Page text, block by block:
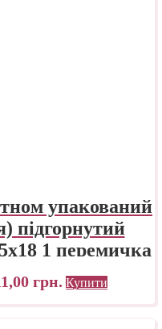
упакований
підгорнутий
1 перемичка
грн. Купити